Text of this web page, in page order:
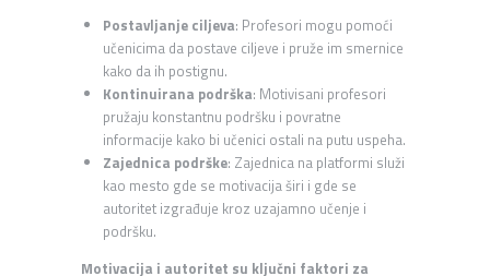
Postavljanje ciljeva: Profesori mogu pomoći
učenicima da postave ciljeve i pruže im smernice
kako da ih postignu.
Kontinuirana podrška: Motivisani profesori
pružaju konstantnu podršku i povratne
informacije kako bi učenici ostali na putu uspeha.
Zajednica podrške: Zajednica na platformi služi
kao mesto gde se motivacija širi i gde se
autoritet izgrađuje kroz uzajamno učenje i
podršku.
Motivacija i autoritet su ključni faktori za